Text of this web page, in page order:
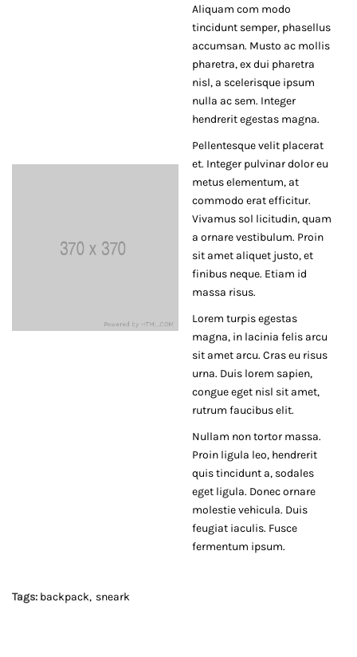
Aliquam com modo
tincidunt semper, phasellus
accumsan. Musto ac mollis
pharetra, ex dui pharetra
nisl, a scelerisque ipsum
nulla ac sem. Integer
hendrerit egestas magna.
Pellentesque velit placerat
et. Integer pulvinar dolor eu
metus elementum, at
commodo erat efficitur.
Vivamus sol licitudin, quam
a ornare vestibulum. Proin
sit amet aliquet justo, et
finibus neque. Etiam id
massa risus.
Lorem turpis egestas
magna, in lacinia felis arcu
sit amet arcu. Cras eu risus
urna. Duis lorem sapien,
congue eget nisl sit amet,
rutrum faucibus elit.
Nullam non tortor massa.
Proin ligula leo, hendrerit
quis tincidunt a, sodales
eget ligula. Donec ornare
molestie vehicula. Duis
feugiat iaculis. Fusce
fermentum ipsum.
Tags: backpack sneark